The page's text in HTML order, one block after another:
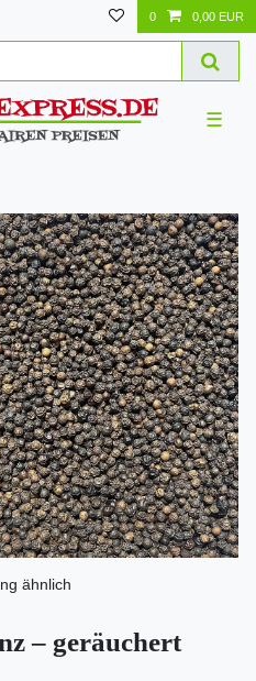
0 0,00 EUR
☰
ähnlich
– geräuchert